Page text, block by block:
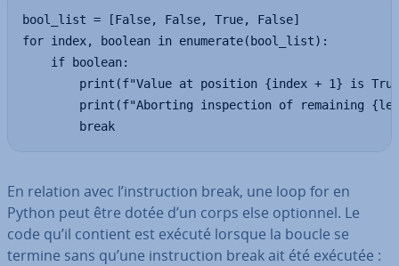
bool_list = [False, False, True, False]
for index, boolean in enumerate(bool_list):
    if boolean:
print(f"Value at position {index + 1} is
print(f"Aborting inspection of remaining
        break
En relation avec l’ins­truc­tion break, une loop for en
Python peut être dotée d’un corps else optionnel. Le
code qu’il contient est exécuté lorsque la boucle se
termine sans qu’une ins­truc­tion break ait été exécutée :